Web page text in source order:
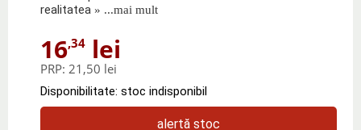
realitatea » ...mai mult
16,34 lei
PRP: 21,50 lei
Disponibilitate: stoc indisponibil
alertă stoc